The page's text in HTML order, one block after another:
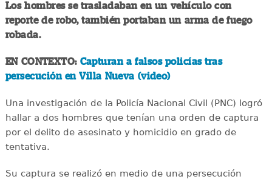
Los hombres se trasladaban en un vehículo con
reporte de robo, también portaban un arma de fuego
robada.
EN CONTEXTO: Capturan a falsos policías tras
persecución en Villa Nueva (video)
Una investigación de la Policía Nacional Civil (PNC) logró
hallar a dos hombres que tenían una orden de captura
por el delito de asesinato y homicidio en grado de
tentativa.
Su captura se realizó en medio de una persecución